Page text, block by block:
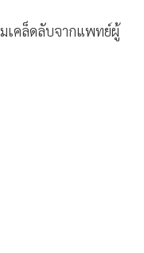
เคล็ดลับจากแพทย์ผู้